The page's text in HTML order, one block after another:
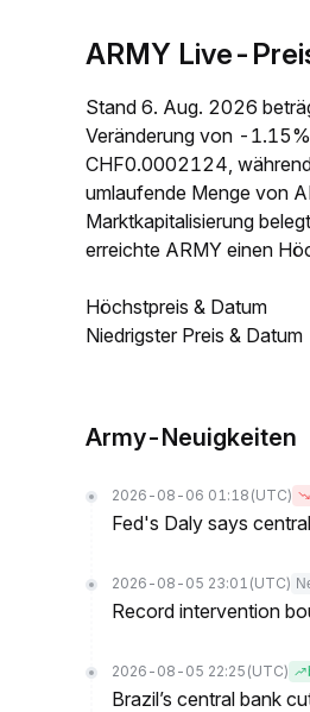
ARMY Live-
Stand 6. Aug. 2026
Veränderung von -
CHF0.0002124,
umlaufende Menge von
Marktkapitalisierung
erreichte ARMY einen
Höchstpreis & Datum
Niedrigster Preis & Datum
Army-Neuigkeiten
2026-08-06 01:18 (UTC)
Fed's Daly says
2026-08-05 23:01 (UTC)
Record intervention
2026-08-05 22:25 (UTC)
Brazil’s central bank